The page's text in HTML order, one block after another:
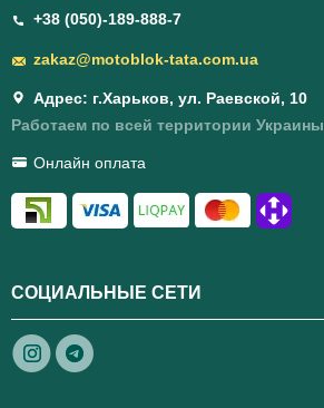
+38 (050)-189-888-7
zakaz@motoblok-tata.com.ua
Адрес: г.Харьков, ул. Раевской, 10
Работаем по всей территории Украины
Онлайн оплата
СОЦИАЛЬНЫЕ СЕТИ